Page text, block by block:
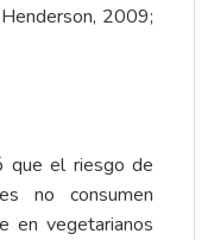
2009;
que el riesgo de
no consumen
en vegetarianos